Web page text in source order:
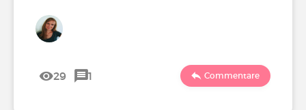
29 1 Commentare